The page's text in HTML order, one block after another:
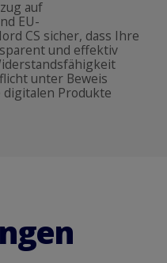
auf
EU-
CS sicher, dass Ihre
und effektiv
unter Beweis
Produkte
ngen